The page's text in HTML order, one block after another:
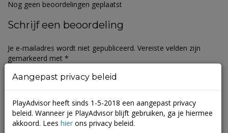
Nog geen beoordelingen geplaatst
Schrijf een beoordeling
Je e-mailadres wordt niet gepubliceerd. Vereiste velden zijn
gemarkeerd met *
Aangepast privacy beleid
PlayAdvisor heeft sinds 1-5-2018 een aangepast privacy
beleid. Wanneer je PlayAdvisor blijft gebruiken, ga je hiermee
akkoord. Lees hier ons privacy beleid.